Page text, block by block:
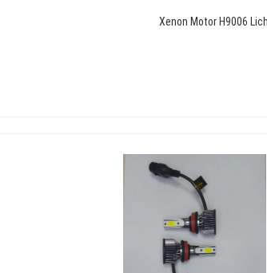
Xenon Motor H9006